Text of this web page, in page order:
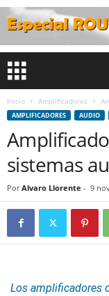
Inicio Amplificadores
AMPLIFICADORES AUDIO
sistemas
Por Alvaro Llorente - 9
Los amplificadores